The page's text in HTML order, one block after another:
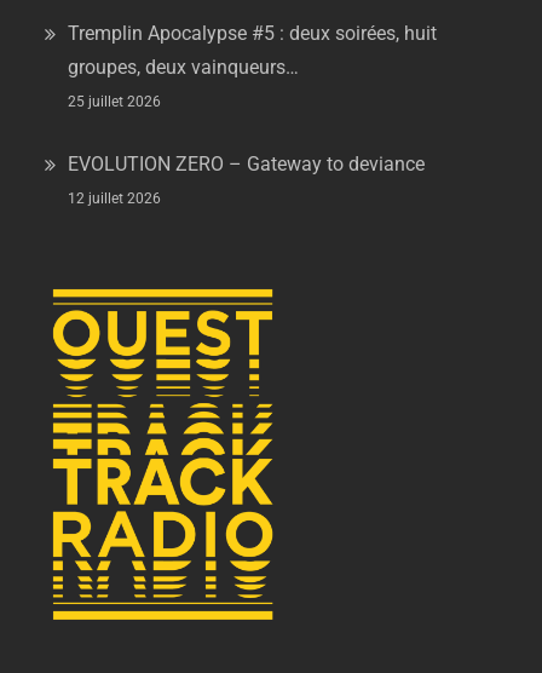
Tremplin Apocalypse #5 : deux soirées, huit
groupes, deux vainqueurs…
25 juillet 2026
EVOLUTION ZERO – Gateway to deviance
12 juillet 2026